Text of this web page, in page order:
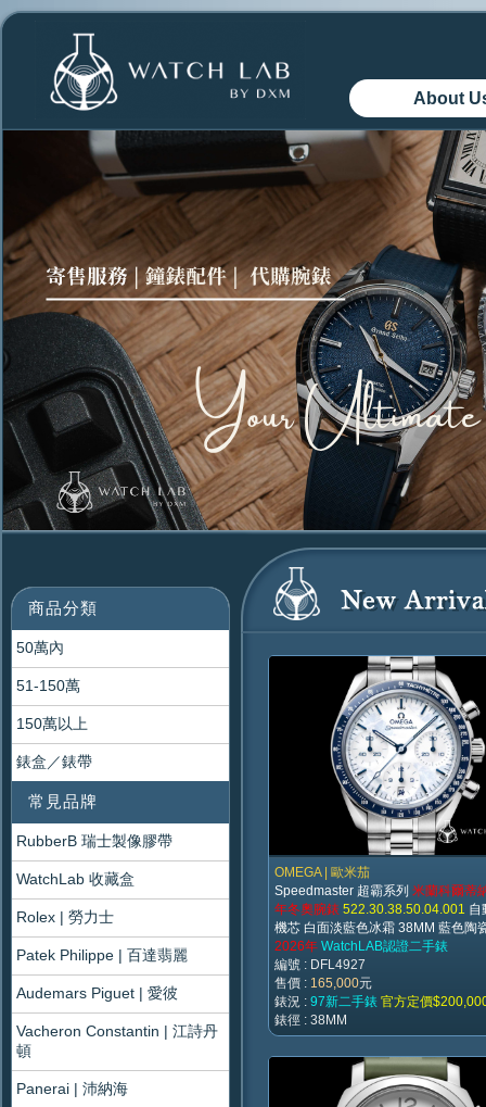
About
商品分類
50萬內
51-150萬
150萬以上
錶盒／錶帶
常見品牌
RubberB 瑞士製像膠帶
WatchLab 收藏盒
Rolex | 勞力士
Patek Philippe | 百達翡麗
Audemars Piguet | 愛彼
Vacheron Constantin | 江詩丹
頓
Panerai | 沛納海
OMEGA | 歐米茄
Speedmaster 超霸系列 米蘭科爾蒂
年冬奧腕錶 522.30.38.50.04.001 自
機芯 白面淡藍色冰霜 38MM 藍色陶
2026年 WatchLAB認證二手錶
編號 : DFL4927
售價 : 165,000元
錶況 : 97新二手錶 官方定價
錶徑 : 38MM